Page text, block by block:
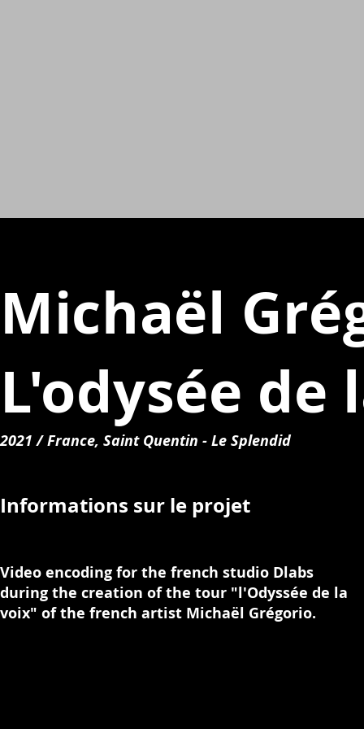
Michaël
L'odysée de
2021 / France, Saint Quentin - Le Splendid
Informations sur le projet
Video encoding for the french studio Dlabs
during the creation of the tour "l'Odyssée de la
voix" of the french artist Michaël Grégorio.